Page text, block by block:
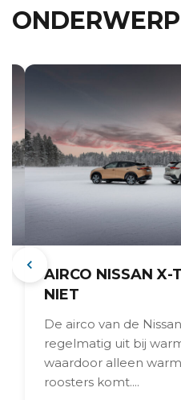
ONDERWERP
AIRCO NISSAN X-
NIET
De airco van de
regelmatig uit bij
waardoor alleen
roosters komt....